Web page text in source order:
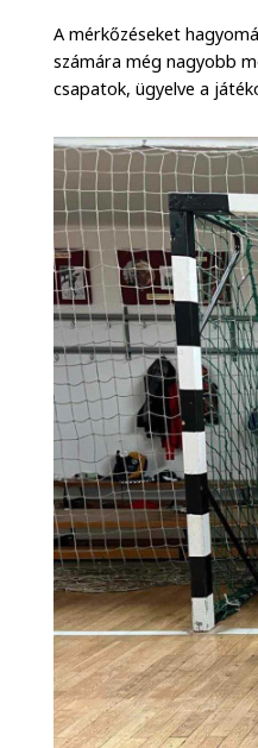
A mérkőzéseket
számára még nagyobb
csapatok, ügyelve a